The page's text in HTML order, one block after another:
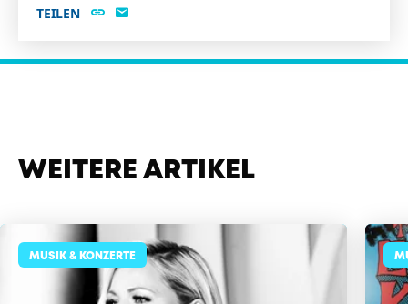
TEILEN
WEITERE ARTIKEL
MUSIK & KONZERTE